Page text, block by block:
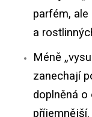
parfém,
a
Méně
zanechají
doplněná o
příjemnější.